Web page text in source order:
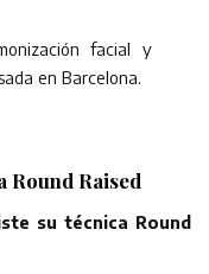
facial y
en Barcelona.
Round Raised
su técnica Round